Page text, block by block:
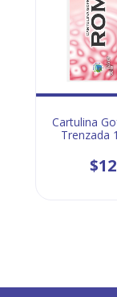
Cartulina
Trenzada